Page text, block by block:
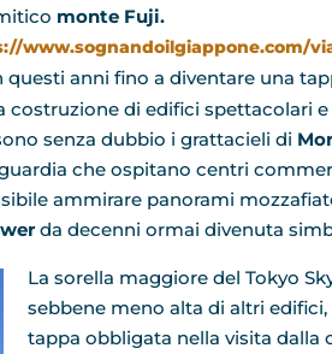
monte Fuji.
www.sognandoilgiappone.com/
questi anni fino a diventare una
costruzione di edifici spettacolari
senza dubbio i grattacieli di
che ospitano centri
ammirare panorami
da decenni ormai divenuta
La sorella maggiore del Tokyo
sebbene meno alta di altri
tappa obbligata nella visita dalla